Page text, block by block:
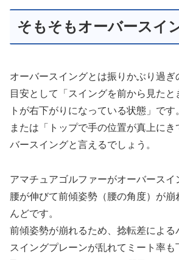
そもそもオーバースイ
オーバースイングとは振りかぶり過ぎ
目安として「スイングを前から見たと
トが右下がりになっている状態」です
または「トップで手の位置が真上に
バースイングと言えるでしょう。
アマチュアゴルファーがオーバースイ
腰が伸びて前傾姿勢（腰の角度）が崩
んどです。
前傾姿勢が崩れるため、捻転差による
スイングプレーンが乱れてミート率